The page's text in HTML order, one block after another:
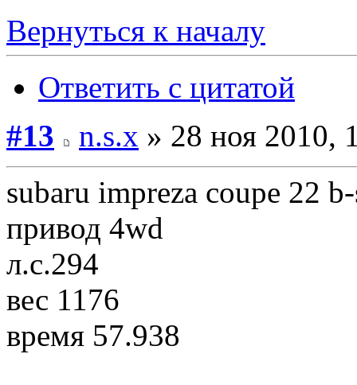
Вернуться к началу
Ответить с цитатой
#13
n.s.x » 28 ноя 2010,
subaru impreza coupe 22
привод 4wd
л.с.294
вес 1176
время 57.938